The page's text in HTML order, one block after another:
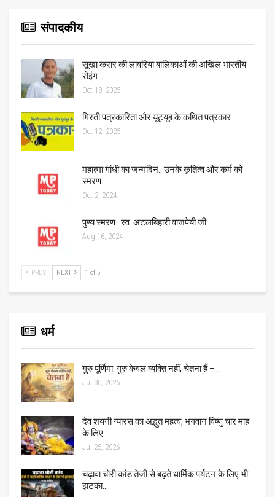
संपादकीय
सूखा करार की लावरिया बालिकाओं की अखिल भारतीय
रोइंग…
Oct 18, 2025
गिरती पत्रकारिता और यूट्यूब के कथित पत्रकार
Oct 12, 2025
महात्मा गांधी का जन्मदिन:: उनके कृतित्व और कर्म को
स्मरण…
Oct 2, 2024
पुण्य स्मरण:: स्व. अटलबिहारी वाजपेयी जी
Aug 16, 2024
PREV NEXT 1 of 5
धर्म
गुरु पूर्णिमा: गुरु केवल व्यक्ति नहीं, चेतना हैं –…
Jul 30, 2026
देव शयनी ग्यारस का अद्भुत महत्व, भगवान विष्णु चार माह
के लिए…
Jul 25, 2026
चढ़ावा चोरी कांड तेजी से बढ़ते धार्मिक पर्यटन के लिए भी
झटका…